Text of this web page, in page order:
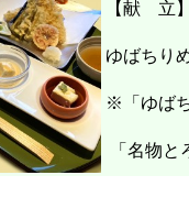
【献 立
ゆばちり
※「ゆば
「名物と